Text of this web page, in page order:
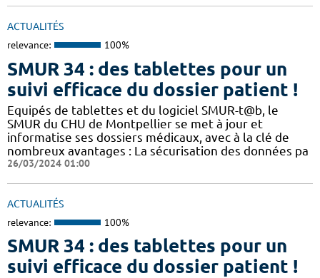
ACTUALITÉS
relevance: 100%
SMUR 34 : des tablettes pour un
suivi efficace du dossier patient !
​​Equipés de tablettes et du logiciel SMUR-t@b, le
SMUR du CHU de Montpellier se met à jour et
informatise ses dossiers médicaux, avec à la clé de
nombreux avantages : ​​La sécurisation des données pa
26/03/2024 01:00
ACTUALITÉS
relevance: 100%
SMUR 34 : des tablettes pour un
suivi efficace du dossier patient !